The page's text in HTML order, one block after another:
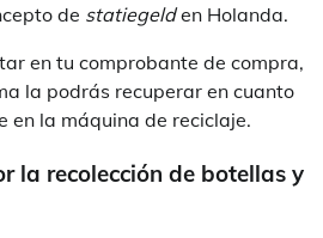
de statiegelden Holanda.
en tu comprobante de compra,
la podrás recuperar en cuanto
en la máquina de reciclaje.
la recolección de botellas y